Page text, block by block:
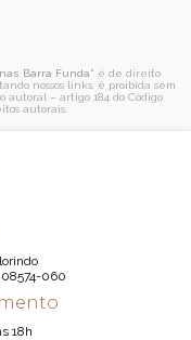
Barra Funda" é de direito
nossos links, é proibida sem
– artigo 184 do Código
autorais.
060
18h